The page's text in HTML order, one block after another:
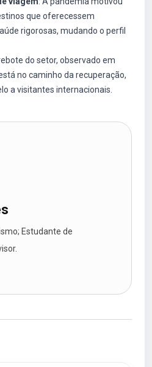
que oferecessem
rigorosas, mudando o perfil
do setor, observado em
no caminho da recuperação,
a visitantes internacionais.
Estudante de